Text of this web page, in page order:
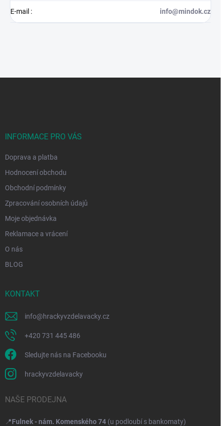
E-mail : info@mindok.cz
INFORMACE PRO VÁS
Doprava a platba
Hodnocení obchodu
Obchodní podmínky
Zpracování osobních údajů
Moje objednávka
Reklamace a vrácení
O nás
BLOG
KONTAKT
info@hrackyvzdelavacky.cz
+420 731 445 486
Sledujte nás na Facebooku
hrackyvzdelavacky
NAŠE PRODEJNA
📍Fulnek - nám. Komenského 74 (u podloubí s bankomaty)